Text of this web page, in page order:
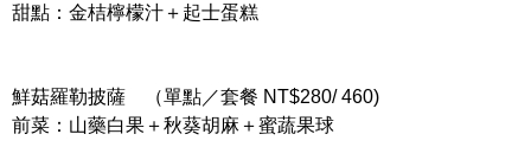
甜點：金桔檸檬汁＋起士蛋糕
鮮菇羅勒披薩 （單點／套餐 NT$280/ 460)
前菜：山藥白果＋秋葵胡麻＋蜜蔬果球